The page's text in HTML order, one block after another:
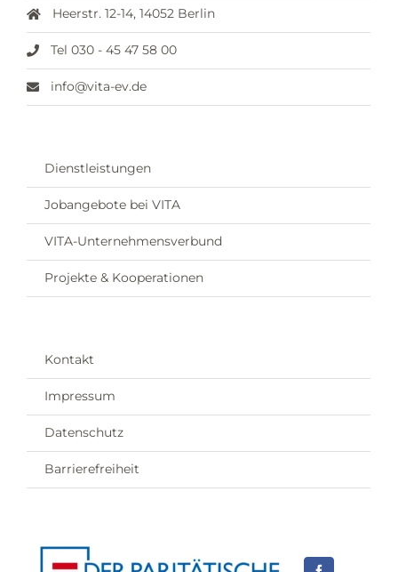
Heerstr. 12-14, 14052 Berlin
Tel 030 - 45 47 58 00
info@vita-ev.de
Dienstleistungen
Jobangebote bei VITA
VITA-Unternehmensverbund
Projekte & Kooperationen
Kontakt
Impressum
Datenschutz
Barrierefreiheit